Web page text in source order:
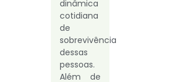
dinâmica
cotidiana
de
sobrevivência
dessas
pessoas.
Além de